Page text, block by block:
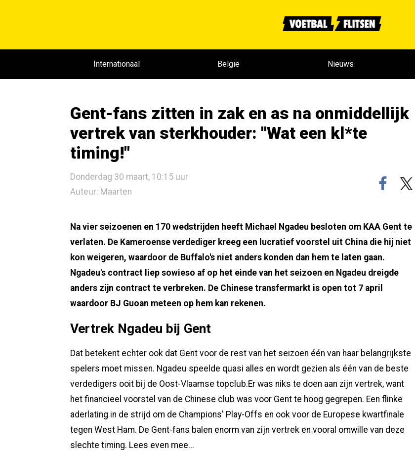
Internationaal België Nieuws
Gent-fans zitten in zak en as na onmiddellijk
vertrek van sterkhouder: "Wat een kl*te
timing!"
Donderdag 30 maart, 10:15 uur
Auteur: Maarten
Na vier seizoenen en 170 wedstrijden heeft Michael Ngadeu besloten om KAA Gent te
verlaten. De Kameroense verdediger kreeg een lucratief voorstel uit China die hij niet
kon weigeren, waardoor de Buffalo's niet anders konden dan hem te laten gaan.
Ngadeu's contract liep sowieso af op het einde van het seizoen en Ngadeu dreigde
anders zijn contract te verbreken. De Chinese transfermarkt is open tot 7 april
waardoor BJ Guoan meteen op hem kan rekenen.
Vertrek Ngadeu bij Gent
Dat betekent echter ook dat Gent voor de rest van het seizoen één van haar belangrijkste
spelers moet missen. Ngadeu speelde quasi alles en wordt gezien als één van de beste
verdedigers ooit bij de Oost-Vlaamse topclub.Er was niks te doen aan zijn vertrek, want
het financieel voorstel van de Chinese club was voor Gent te hoog gegrepen. Een flinke
aderlating in de strijd om de Champions' Play-Offs en ook voor de Europese kwartfinale
tegen West Ham. De Gent-fans balen enorm van zijn vertrek en vooral omwille van deze
slechte timing. Lees even mee...